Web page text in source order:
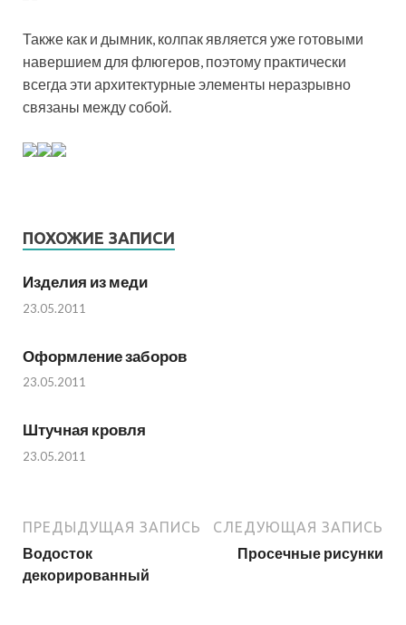
Также как и дымник, колпак является уже готовыми
навершием для флюгеров, поэтому практически
всегда эти архитектурные элементы неразрывно
связаны между собой.
ПОХОЖИЕ ЗАПИСИ
Изделия из меди
23.05.2011
Оформление заборов
23.05.2011
Штучная кровля
23.05.2011
ПРЕДЫДУЩАЯ ЗАПИСЬ
Водосток
декорированный
СЛЕДУЮЩАЯ ЗАПИСЬ
Просечные рисунки